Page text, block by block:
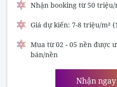
Nhận booking từ 50 triệu/
Giá dự kiến: 7-8 triệu/m²
Mua từ 02 - 05 nền được
bán/nền
Nhận